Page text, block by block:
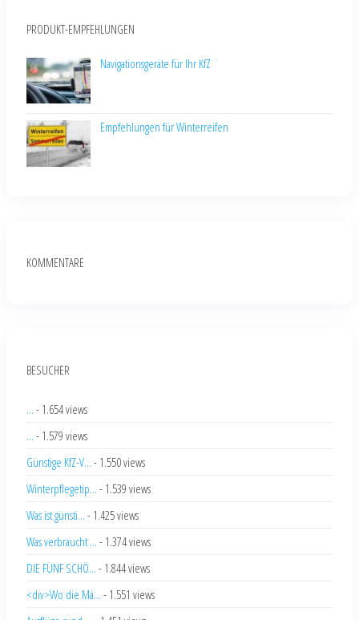
PRODUKT-EMPFEHLUNGEN
Navigationsgeräte für Ihr KfZ
Empfehlungen für Winterreifen
KOMMENTARE
BESUCHER
... - 1.654 views
... - 1.579 views
Günstige KfZ-V... - 1.550 views
Winterpflegetip... - 1.539 views
Was ist günsti... - 1.425 views
Was verbraucht ... - 1.374 views
DIE FÜNF SCHÖ... - 1.844 views
<div>Wo die Mä... - 1.551 views